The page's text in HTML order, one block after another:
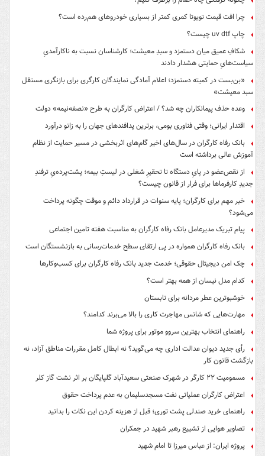
چرا افت قیمت تویوتا کمری کمتر از بسیاری خودروهای هم‌رده است؟
چاپ uv dtf چیست؟
شکافِ عمیق میان دستمزد و سبدِ معیشت؛ کارشناسان نسبت به ناکارآمدیِ
سیاست‌هایِ حمایتی هشدار دادند
«بن‌بست در کمیته دستمزد؛ اعلام آمادگی نمایندگان کارگری برای بازنگری مستقل
سبد معیشت»
وعده حذف پیمانکاران چه شد؟ / اعتراض کارگران به طرح «نصفه‌نیمه» دولت
اقتدار ایرانی؛ وقتی فناوری بومی، برترین پدافندهای جهان را به زانو درآورد
بانک رفاه کارگران در سال‌های اخیر گام‌های اثربخشی در مسیر حمایت از نظام
آموزش عالی برداشته است
از نقص‌عضو در پایِ دستگاه تا تحقیرِ شغلی در لیستِ بیمه؛ پشت‌پرده‌یِ ترفندِ
جدیدِ کارفرماها برای فرار از قانون چیست؟
خبر مهم برای کارگران؛ پایه سنوات در قرارداد دائم و موقت چگونه پرداخت
می‌شود؟
پیام تبریک مدیرعامل بانک رفاه کارگران به مناسبت هفته تامین اجتماعی
بانک رفاه کارگران همواره در پی ارتقای سطح خدمات‌رسانی به بازنشستگان است
چک امن دیجیتال حقوقی؛ خدمت جدید بانک رفاه کارگران برای کسب‌وکارها
کدام مدل نیسان از همه بهتر است؟
خوشبوترین عطر مردانه برای تابستان
مهارت‌هایی که شانس مهاجرت کاری را بالا می‌برند کدامند؟
راهنمای انتخاب بهترین سروو موتور برای پروژه شما
رأی جدید دیوان عدالت اداری چه می‌گوید؟ نه ابطال کامل مقررات مناطق آزاد، نه
بازگشت قانون کار
مسمومیت ۲۲ کارگر در شهرک صنعتی سعیدآباد گلپایگان بر اثر نشت گاز کلر
اعتراض کارگران عملیاتی نفت مسجدسلیمان به عدم پرداخت حقوق
راهنمای خرید صندلی پشت توری؛ قبل از هزینه کردن این نکات را بدانید
تصاویر هوایی از تشییع رهبر شهید در جمکران
پروژه ایران: از عباس میرزا تا امام شهید